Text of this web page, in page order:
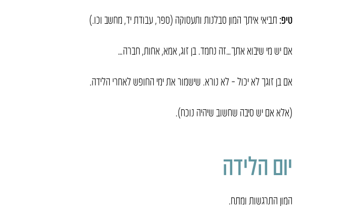
טיפ: תביאי איתך המון סבלנות ותעסוקה (ספר, עבודת יד, מחשב וכו.)
אם יש מי שיבוא אתך…זה נחמד. בן זוג, אמא, אחות, חברה…
אם בן זוגך לא יכול – לא נורא. שישמור את ימי החופש לאחרי הלידה.
(אלא אם יש סיבה שחשוב שיהיה נוכח).
יום הלידה
המון התרגשות ומתח.